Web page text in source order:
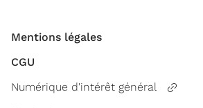
Mentions légales
CGU
Numérique d'intérêt général